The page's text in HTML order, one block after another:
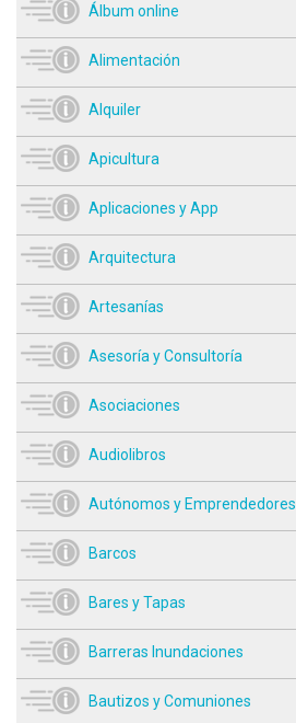
Álbum online
Alimentación
Alquiler
Apicultura
Aplicaciones y App
Arquitectura
Artesanías
Asesoría y Consultoría
Asociaciones
Audiolibros
Autónomos y Emprendedores
Barcos
Bares y Tapas
Barreras Inundaciones
Bautizos y Comuniones